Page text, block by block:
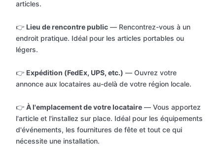
articles.
👉 Lieu de rencontre public — Rencontrez-vous à un
endroit pratique. Idéal pour les articles portables ou
légers.
👉 Expédition (FedEx, UPS, etc.) — Ouvrez votre
annonce aux locataires au-delà de votre région locale.
👉 À l'emplacement de votre locataire — Vous apportez
l'article et l'installez sur place. Idéal pour les équipements
d'événements, les fournitures de fête et tout ce qui
nécessite une installation.